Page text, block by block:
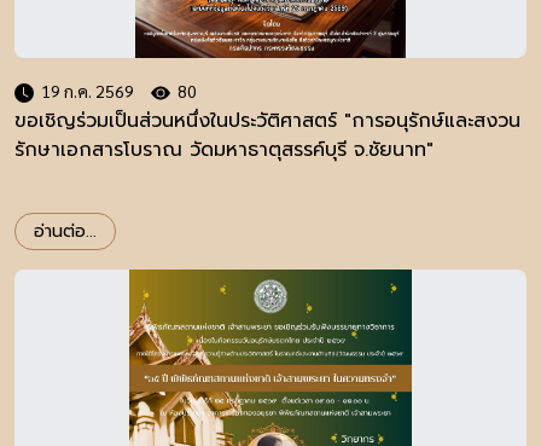
19 ก.ค. 2569 80
ขอเชิญร่วมเป็นส่วนหนึ่งในประวัติศาสตร์ "การอนุรักษ์และสงวน
รักษาเอกสารโบราณ วัดมหาธาตุสรรค์บุรี จ.ชัยนาท"
อ่านต่อ...